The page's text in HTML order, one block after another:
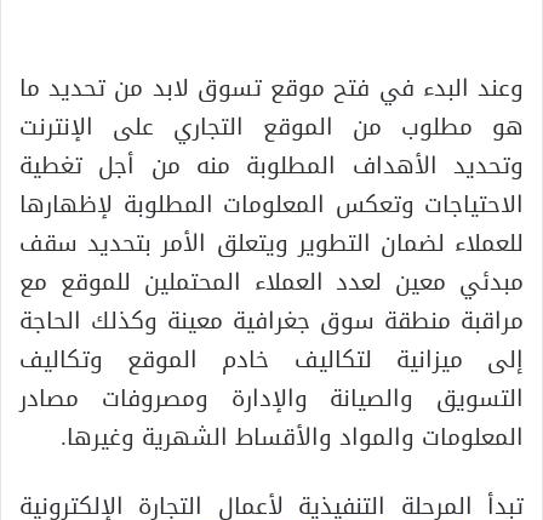
وعند البدء في فتح موقع تسوق لابد من تحديد ما
هو مطلوب من الموقع التجاري على الإنترنت
وتحديد الأهداف المطلوبة منه من أجل تغطية
الاحتياجات وتعكس المعلومات المطلوبة لإظهارها
للعملاء لضمان التطوير ويتعلق الأمر بتحديد سقف
مبدئي معين لعدد العملاء المحتملين للموقع مع
مراقبة منطقة سوق جغرافية معينة وكذلك الحاجة
إلى ميزانية لتكاليف خادم الموقع وتكاليف
التسويق والصيانة والإدارة ومصروفات مصادر
المعلومات والمواد والأقساط الشهرية وغيرها.
تبدأ المرحلة التنفيذية لأعمال التجارة الإلكترونية